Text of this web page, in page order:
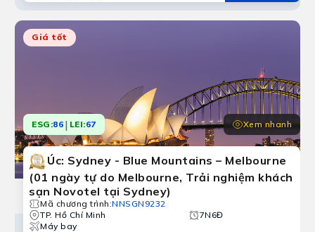
Giá tốt
ESG:86 | LEI:67 Xem nhanh
Úc: Sydney - Blue Mountains – Melbourne
(01 ngày tự do Melbourne, Trải nghiệm khách
sạn Novotel tại Sydney)
Mã chương trình:NNSGN9232
TP. Hồ Chí Minh
7N6Đ
Máy bay